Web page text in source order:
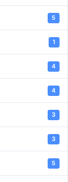
5
1
4
4
3
3
5